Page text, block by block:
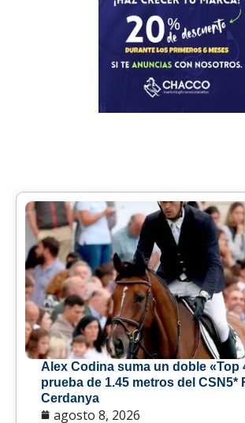
Alex Codina suma un doble «Top
prueba de 1.45 metros del CSN5*
Cerdanya
agosto 8, 2026